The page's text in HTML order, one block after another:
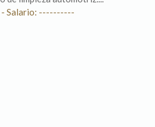
Salario: ----------